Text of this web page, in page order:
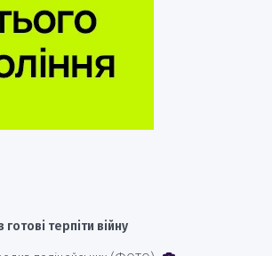
готові терпіти війну